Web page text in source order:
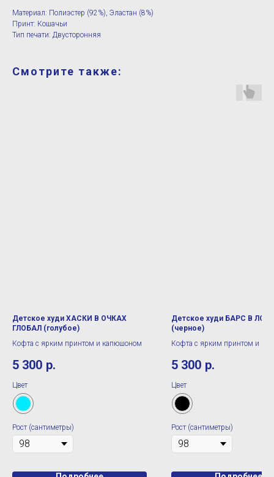
Материал: Полиэстер (92%), Эластан (8%)
Принт: Кошачьи
Тип печати: Двусторонняя
Смотрите также:
Детское худи ХАСКИ В ОЧКАХ
ГЛОБАЛ (голубое)
Кофта с ярким принтом и капюшоном
5 300 р.
Цвет
Рост (сантиметры)
Детское худи БАРС В
(черное)
Кофта с ярким принтом и
5 300 р.
Цвет
Рост (сантиметры)